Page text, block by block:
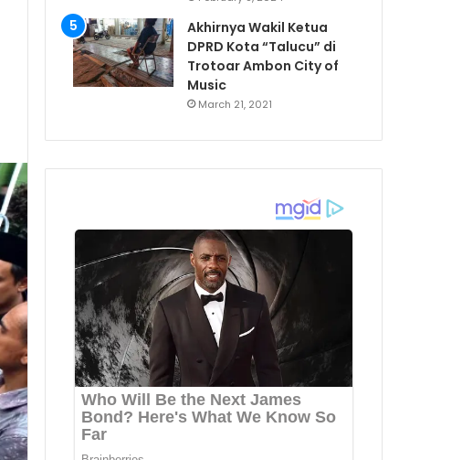
Akhirnya Wakil Ketua
DPRD Kota “Talucu” di
Trotoar Ambon City of
Music
March 21, 2021